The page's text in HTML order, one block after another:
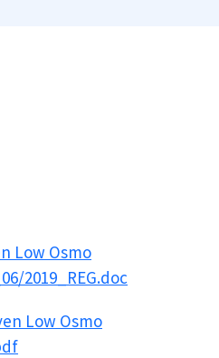
Low Osmo
2019_REG.doc
Low Osmo